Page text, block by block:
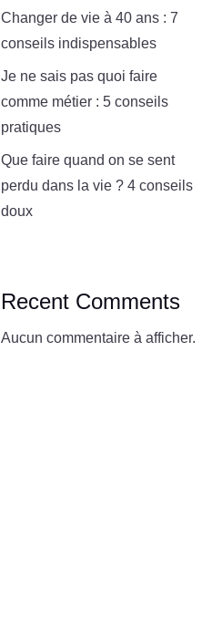
Changer de vie à 40 ans : 7
conseils indispensables
Je ne sais pas quoi faire
comme métier : 5 conseils
pratiques
Que faire quand on se sent
perdu dans la vie ? 4 conseils
doux
Recent Comments
Aucun commentaire à afficher.